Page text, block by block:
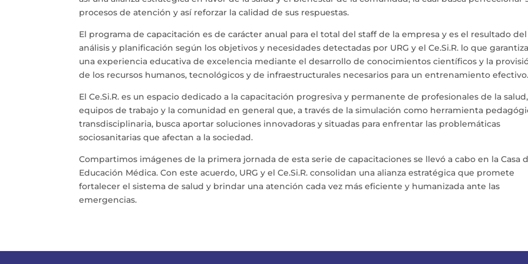
procesos de atención y así reforzar la calidad de sus respuestas.
El programa de capacitación es de carácter anual para el total del staff de la empresa y es el resultado del
análisis y planificación según los objetivos y necesidades detectadas por URG y el Ce.Si.R. lo que garantiza
una experiencia educativa de excelencia mediante el desarrollo de conocimientos científicos y la
de los recursos humanos, tecnológicos y de infraestructurales necesarios para un entrenamiento efectivo.
El Ce.Si.R. es un espacio dedicado a la capacitación progresiva y permanente de profesionales de la salud,
equipos de trabajo y la comunidad en general que, a través de la simulación como herramienta
transdisciplinaria, busca aportar soluciones innovadoras y situadas para enfrentar las problemáticas
sociosanitarias que afectan a la sociedad.
Compartimos imágenes de la primera jornada de esta serie de capacitaciones se llevó a cabo en la Casa
Educación Médica. Con este acuerdo, URG y el Ce.Si.R. consolidan una alianza estratégica que promete
fortalecer el sistema de salud y brindar una atención cada vez más eficiente y humanizada ante las
emergencias.